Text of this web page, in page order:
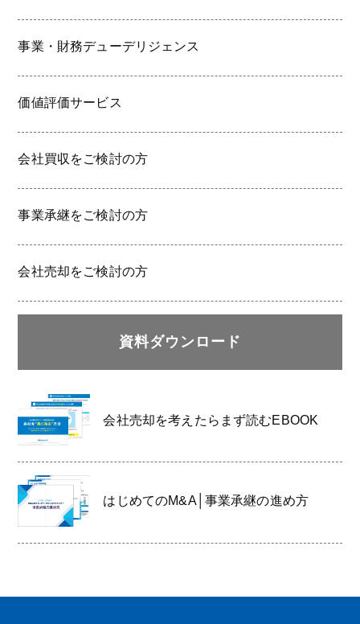
事業・財務デューデリジェンス
価値評価サービス
会社買収をご検討の方
事業承継をご検討の方
会社売却をご検討の方
資料ダウンロード
会社売却を考えたらまず読むEBOOK
はじめてのM&A│事業承継の進め方